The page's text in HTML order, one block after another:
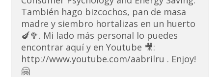
También hago bizcochos, pan de masa
madre y siembro hortalizas en un huerto
🍆🥦. Mi lado más personal lo puedes
encontrar aquí y en Youtube 🎥:
http://www.youtube.com/aabrilru . Enjoy!
🤗